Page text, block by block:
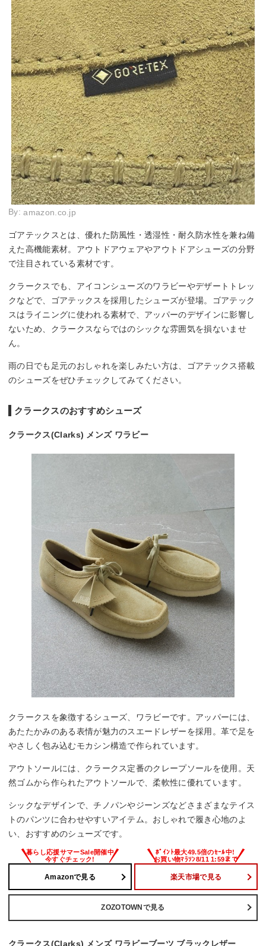
By:amazon.co.jp
ゴアテックスとは、優れた防風性・透湿性・耐久防水性を兼ね備
えた高機能素材。アウトドアウェアやアウトドアシューズの分野
で注目されている素材です。
クラークスでも、アイコンシューズのワラビーやデザートトレッ
クなどで、ゴアテックスを採用したシューズが登場。ゴアテック
スはライニングに使われる素材で、アッパーのデザインに影響し
ないため、クラークスならではのシックな雰囲気を損ないませ
ん。
雨の日でも足元のおしゃれを楽しみたい方は、ゴアテックス搭載
のシューズをぜひチェックしてみてください。
クラークスのおすすめシューズ
クラークス(Clarks) メンズ ワラビー
クラークスを象徴するシューズ、ワラビーです。アッパーには、
あたたかみのある表情が魅力のスエードレザーを採用。革で足を
やさしく包み込むモカシン構造で作られています。
アウトソールには、クラークス定番のクレープソールを使用。天
然ゴムから作られたアウトソールで、柔軟性に優れています。
シックなデザインで、チノパンやジーンズなどさまざまなテイス
トのパンツに合わせやすいアイテム。おしゃれで履き心地のよ
い、おすすめのシューズです。
Amazonで見る 楽天市場で見る
ZOZOTOWNで見る
クラークス(Clarks) メンズ ワラビーブーツ ブラックレザー